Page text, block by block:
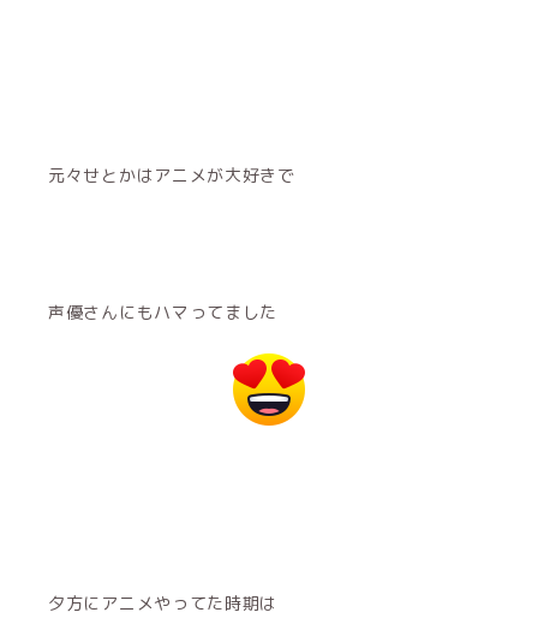
元々せとかはアニメが大好きで
声優さんにもハマってました
夕方にアニメやってた時期は